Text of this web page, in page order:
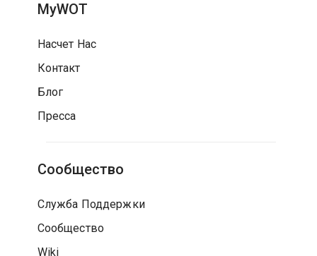
MyWOT
Насчет Нас
Контакт
Блог
Пресса
Сообщество
Служба Поддержки
Сообщество
Wiki